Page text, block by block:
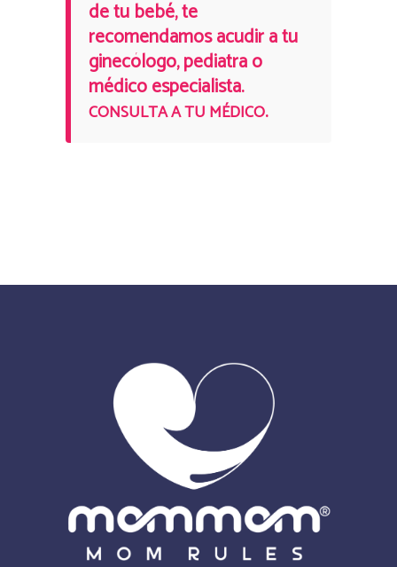
de tu bebé, te
recomendamos acudir a tu
ginecólogo, pediatra o
médico especialista.
CONSULTA A TU MÉDICO.